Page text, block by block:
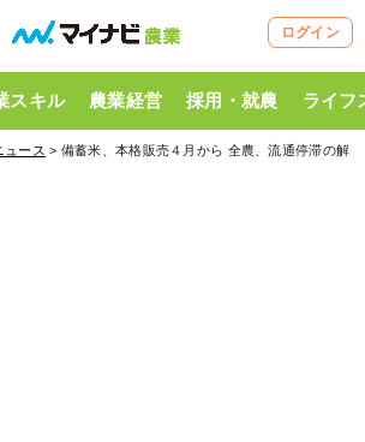
ログイン
スキル 農業経営 採用・就農 ライフ
ュース > 備蓄米、本格販売４月から 全農、流通停滞の解